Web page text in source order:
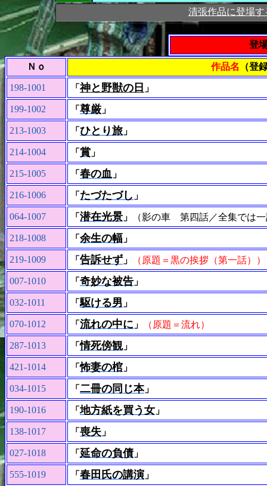
清張作品に登場
登
Ｎｏ 作品名 （登
198-1001 「 神と野獣の日 」
199-1002 「 尊厳 」
213-1003 「 ひとり旅 」
214-1004 「 賞 」
215-1005 「 春の血 」
216-1006 「 たづたづし 」
064-1007 「 潜在光景 」 （影の車 第四話／全集では
218-1008 「 余生の幅 」
219-1009 「 告訴せず 」 （原題＝黒の挨拶（第一話））
007-1010 「 奇妙な被告 」
032-1011 「駆ける男 」
070-1012 「 流れの中に 」 （原題＝流れ）
287-1013 「情死傍観」
421-1014 「怖妻の棺 」
034-1015 「 二冊の同じ本」
190-1016 「地方紙を買う女 」
138-1017 「 喪失 」
027-1018 「 延命の負債」
555-1019 「 春田氏の講演 」